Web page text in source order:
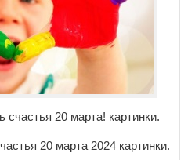
20 марта! картинки.
20 марта 2024 картинки.